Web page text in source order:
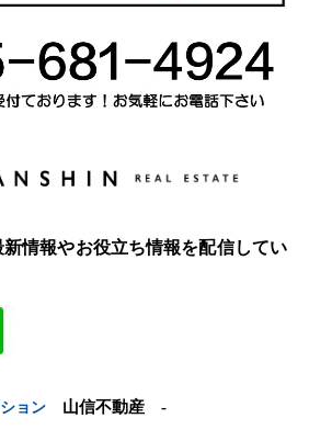
情報やお役立ち情報を配信してい
ョン 山信不動産 -